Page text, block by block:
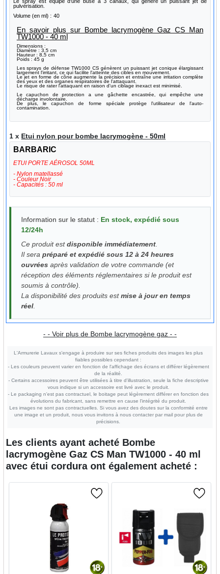
pulvérisation.
Volume (en ml) : 40
En savoir plus sur Bombe lacrymogène Gaz CS Man
TW1000 - 40 ml
Dimensions :
Diamètre : 3,5 cm
Hauteur : 8,5 cm
Poids : 45 g
Les sprays de défense TW1000 CS génèrent un puissant jet conique élargissant
largement l'irritant, ce qui facilite l'atteinte des cibles en mouvement.
Le jet en forme de cône augmente la précision et entraîne une irritation complète
des yeux et des organes respiratoires de l'attaquant.
Le risque de rater l'attaquant en raison d'un ciblage inexact est minimisé.
Le capuchon de protection a une gâchette encastrée, qui empêche une
décharge involontaire.
De plus, le capuchon de forme spéciale protège l'utilisateur de l'auto-
contamination.
1 x Etui nylon pour bombe lacrymogène - 50ml
BARBARIC
ETUI PORTE AÉROSOL 50ML
- Nylon matellassé
- Couleur Noir
- Capacités : 50 ml
Information sur le statut : En stock, expédié sous
12/24h
Ce produit estdisponible immédiatement
Il serapréparé et expédié sous 12 à 24 heures
ouvrées après validation de votre commande (et
réception des éléments réglementaires si le produit est
soumis à contrôle).
La disponibilité des produits estmise à jour en temps
réel
- - Voir plus de Bombe lacrymogène gaz - -
L'Armurerie Lavaux s'engage à produire sur ses fiches produits des images les plus
fiables possibles cependant :
- Les couleurs peuvent varier en fonction de l'affichage des écrans et différer légèrement
de la réalité.
- Certains accessoires peuvent être utilisées à titre d'illustration, seule la fiche descriptive
vous indique si un accessoire est livré avec le produit.
- Le packaging n'est pas contractuel, le boitage peut légèrement différer en fonction des
évolutions du fabricant, sans remettre en cause l'intégrité du produit.
Les images ne sont pas contractuelles. Si vous avez des doutes sur la conformité entre
une image et un produit, nous vous invitons à nous contacter par mail pour plus de
précisions.
Les clients ayant acheté Bombe
lacrymogène Gaz CS Man TW1000 - 40 ml
avec étui corduraont également acheté :